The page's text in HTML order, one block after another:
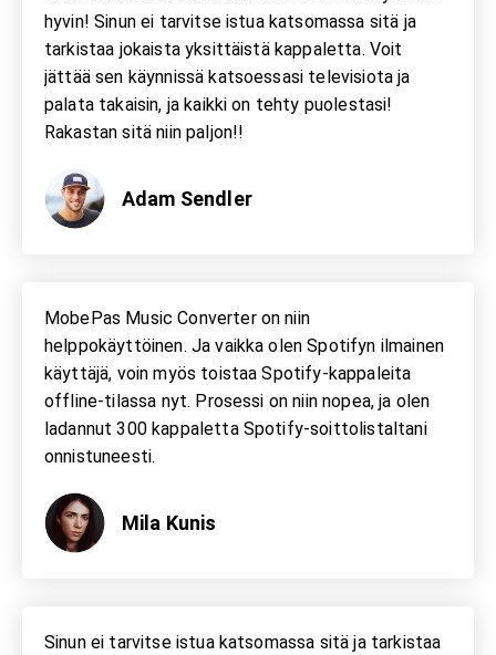
hyvin! Sinun ei tarvitse istua katsomassa sitä ja
tarkistaa jokaista yksittäistä kappaletta. Voit
jättää sen käynnissä katsoessasi televisiota ja
palata takaisin, ja kaikki on tehty puolestasi!
Rakastan sitä niin paljon!!
Adam Sendler
MobePas Music Converter on niin
helppokäyttöinen. Ja vaikka olen Spotifyn ilmainen
käyttäjä, voin myös toistaa Spotify-kappaleita
offline-tilassa nyt. Prosessi on niin nopea, ja olen
ladannut 300 kappaletta Spotify-soittolistaltani
onnistuneesti.
Mila Kunis
Sinun ei tarvitse istua katsomassa sitä ja tarkistaa